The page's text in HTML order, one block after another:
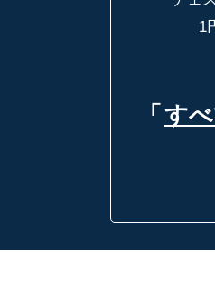
1
「 す